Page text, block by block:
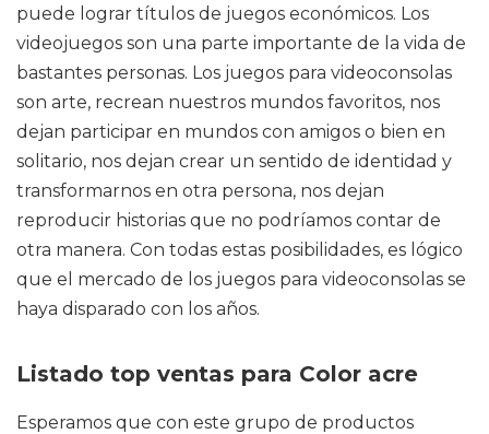
puede lograr títulos de juegos económicos. Los
videojuegos son una parte importante de la vida de
bastantes personas. Los juegos para videoconsolas
son arte, recrean nuestros mundos favoritos, nos
dejan participar en mundos con amigos o bien en
solitario, nos dejan crear un sentido de identidad y
transformarnos en otra persona, nos dejan
reproducir historias que no podríamos contar de
otra manera. Con todas estas posibilidades, es lógico
que el mercado de los juegos para videoconsolas se
haya disparado con los años.
Listado top ventas para Color acre
Esperamos que con este grupo de productos